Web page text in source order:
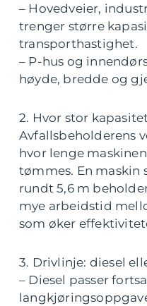
– Hovedveier,
trenger større
transporthastighet.
– P-hus og
høyde, bredde og
2. Hvor stor
Avfallsbeholderens
hvor lenge
tømmes. En maskin
rundt 5,6 m
mye arbeidstid
som øker
3. Drivlinje: diesel
– Diesel passer